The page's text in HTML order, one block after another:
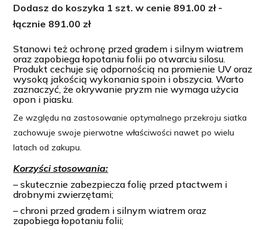
pryzmy,
silosy
12x15m
200g/m2
Dodasz do koszyka 1 szt. w cenie 891.00 zł -
łącznie 891.00 zł
Stanowi też ochronę przed gradem i silnym wiatrem
oraz zapobiega łopotaniu folii po otwarciu silosu.
Produkt cechuje się odpornością na promienie UV oraz
wysoką jakością wykonania spoin i obszycia. Warto
zaznaczyć, że okrywanie pryzm nie wymaga użycia
opon i piasku.
Ze względu na zastosowanie optymalnego przekroju siatka
zachowuje swoje pierwotne właściwości nawet po wielu
latach od zakupu.
Korzyści stosowania:
– skutecznie zabezpiecza folię przed ptactwem i
drobnymi zwierzętami;
– chroni przed gradem i silnym wiatrem oraz
zapobiega łopotaniu folii;